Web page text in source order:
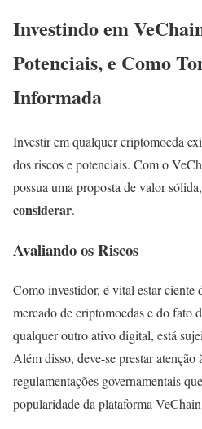
Investindo em
Potenciais, e Como
Informada
Investir em qualquer criptomoeda
dos riscos e potenciais. Com o
possua uma proposta de valor
considerar.
Avaliando os Riscos
Como investidor, é vital estar ciente
mercado de criptomoedas e do fato
qualquer outro ativo digital, está
Além disso, deve-se prestar atenção
regulamentações governamentais
popularidade da plataforma